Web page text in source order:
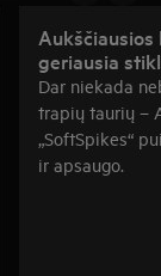
geriausia
Dar niekada
trapių taurių –
„SoftSpikes“
ir apsaugo.